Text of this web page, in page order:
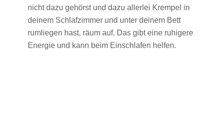
nicht dazu gehörst und dazu allerlei Krempel in
deinem Schlafzimmer und unter deinem Bett
rumliegen hast, räum auf. Das gibt eine ruhigere
Energie und kann beim Einschlafen helfen.